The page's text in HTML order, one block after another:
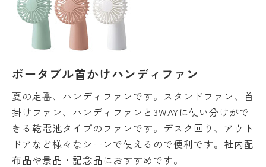
ポータブル首かけハンディファン
夏の定番、ハンディファンです。スタンドファン、首
掛けファン、ハンディファンと3WAYに使い分けがで
きる乾電池タイプのファンです。デスク回り、アウト
ドアなど様々なシーンで使えるので便利です。社内配
布品や景品・記念品におすすめです。